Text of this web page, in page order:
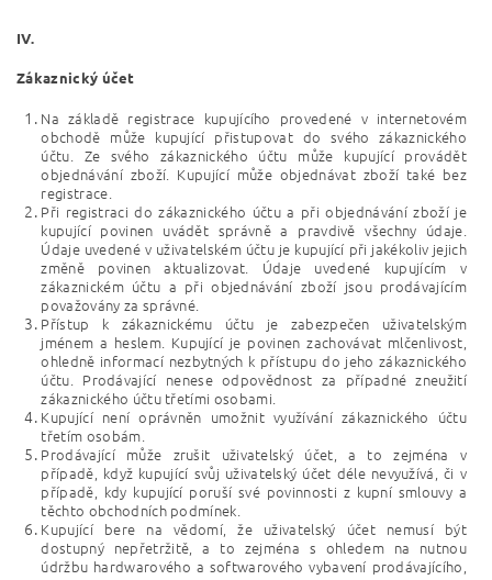
IV.
Zákaznický účet
Na základě registrace kupujícího provedené v internetovém
obchodě může kupující přistupovat do svého zákaznického
účtu. Ze svého zákaznického účtu může kupující provádět
objednávání zboží. Kupující může objednávat zboží také bez
registrace.
Při registraci do zákaznického účtu a při objednávání zboží je
kupující povinen uvádět správně a pravdivě všechny údaje.
Údaje uvedené v uživatelském účtu je kupující při jakékoliv jejich
změně povinen aktualizovat. Údaje uvedené kupujícím v
zákaznickém účtu a při objednávání zboží jsou prodávajícím
považovány za správné.
Přístup k zákaznickému účtu je zabezpečen uživatelským
jménem a heslem. Kupující je povinen zachovávat mlčenlivost,
ohledně informací nezbytných k přístupu do jeho zákaznického
účtu. Prodávající nenese odpovědnost za případné zneužití
zákaznického účtu třetími osobami.
Kupující není oprávněn umožnit využívání zákaznického účtu
třetím osobám.
Prodávající může zrušit uživatelský účet, a to zejména v
případě, když kupující svůj uživatelský účet déle nevyužívá, či v
případě, kdy kupující poruší své povinnosti z kupní smlouvy a
těchto obchodních podmínek.
Kupující bere na vědomí, že uživatelský účet nemusí být
dostupný nepřetržitě, a to zejména s ohledem na nutnou
údržbu hardwarového a softwarového vybavení prodávajícího,